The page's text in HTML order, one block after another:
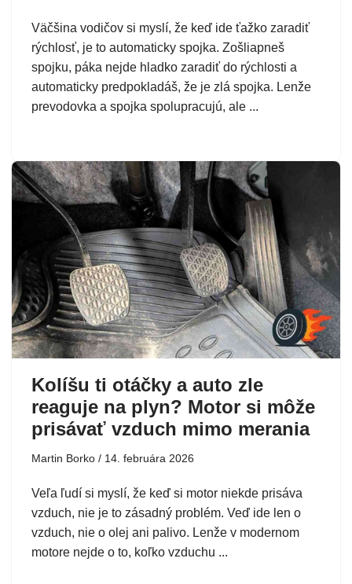
Väčšina vodičov si myslí, že keď ide ťažko zaradiť
rýchlosť, je to automaticky spojka. Zošliapneš
spojku, páka nejde hladko zaradiť do rýchlosti a
automaticky predpokladáš, že je zlá spojka. Lenže
prevodovka a spojka spolupracujú, ale ...
Kolíšu ti otáčky a auto zle
reaguje na plyn? Motor si môže
prisávať vzduch mimo merania
Martin Borko 14. februára 2026
Veľa ľudí si myslí, že keď si motor niekde prisáva
vzduch, nie je to zásadný problém. Veď ide len o
vzduch, nie o olej ani palivo. Lenže v modernom
motore nejde o to, koľko vzduchu ...